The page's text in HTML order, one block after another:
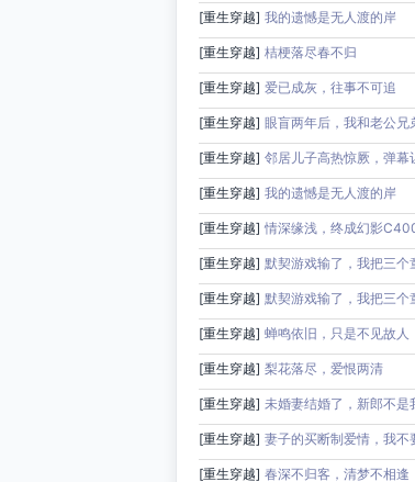
[重生穿越] 我的遗憾是无人渡的岸
[重生穿越] 桔梗落尽春不归
[重生穿越] 爱已成灰，往事不可追
[重生穿越] 眼盲两年后，我和老公兄
[重生穿越] 邻居儿子高热惊厥，弹幕
[重生穿越] 我的遗憾是无人渡的岸
[重生穿越] 情深缘浅，终成幻影
[重生穿越] 默契游戏输了，我把三个
[重生穿越] 默契游戏输了，我把三个
[重生穿越] 蝉鸣依旧，只是不见故人
[重生穿越] 梨花落尽，爱恨两清
[重生穿越] 未婚妻结婚了，新郎不是
[重生穿越] 妻子的买断制爱情，我不
[重生穿越] 春深不归客，清梦不相逢